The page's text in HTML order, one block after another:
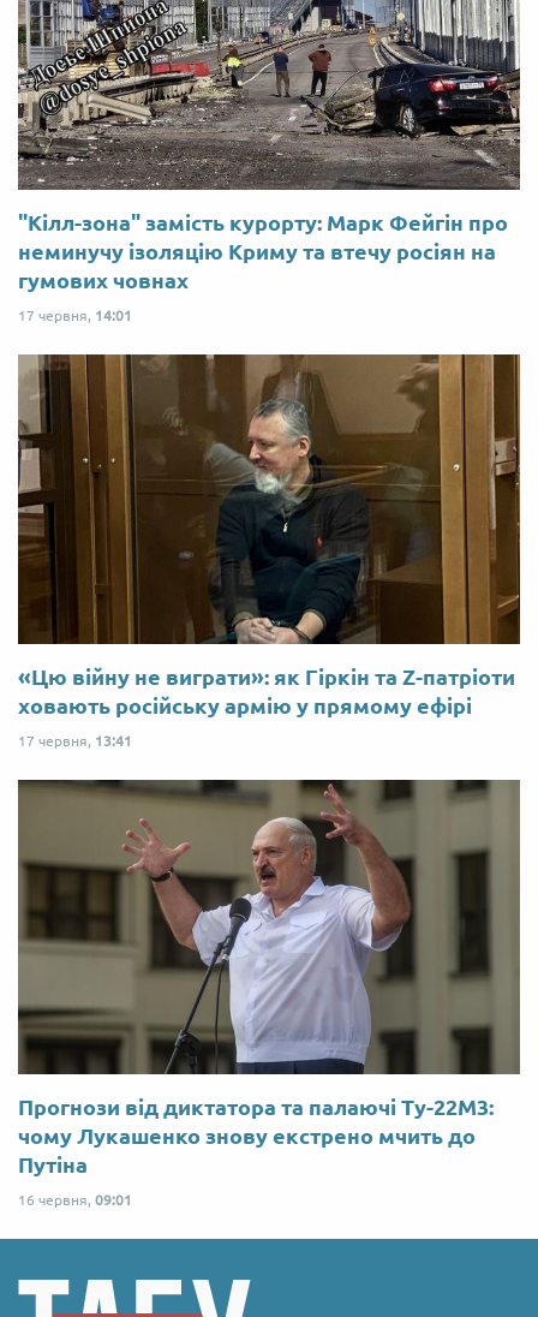
"Кілл-зона" замість курорту: Марк Фейгін про
неминучу ізоляцію Криму та втечу росіян на
гумових човнах
17 червня, 14:01
«Цю війну не виграти»: як Гіркін та Z-патріоти
ховають російську армію у прямому ефірі
17 червня, 13:41
Прогнози від диктатора та палаючі Ту-22М3:
чому Лукашенко знову екстрено мчить до
Путіна
16 червня, 09:01